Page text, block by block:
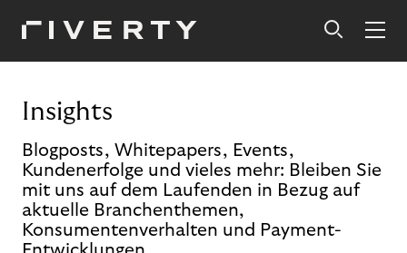
Insights
Blogposts, Whitepapers, Events,
Kundenerfolge und vieles mehr: Bleiben Sie
mit uns auf dem Laufenden in Bezug auf
aktuelle Branchenthemen,
Konsumentenverhalten und Payment-